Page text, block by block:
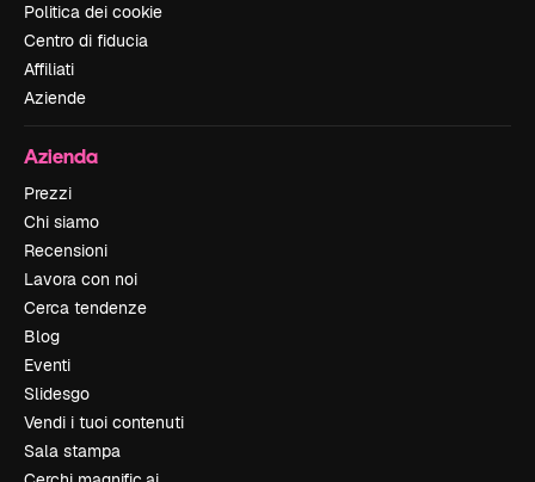
Politica dei cookie
Centro di fiducia
Affiliati
Aziende
Azienda
Prezzi
Chi siamo
Recensioni
Lavora con noi
Cerca tendenze
Blog
Eventi
Slidesgo
Vendi i tuoi contenuti
Sala stampa